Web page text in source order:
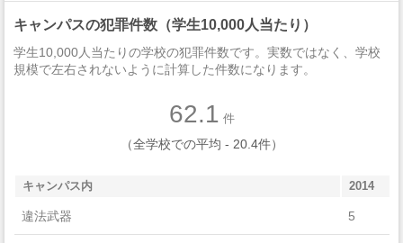
Biological And Biomedical Sciences
Public Administration And Social Service Professions
キャンパスの犯罪件数（学生10,000人当たり）
学生10,000人当たりの学校の犯罪件数です。実数ではなく、学校
規模で左右されないように計算した件数になります。
62.1 件
（全学校での平均 - 20.4件）
キャンパス内 2014
違法武器 5